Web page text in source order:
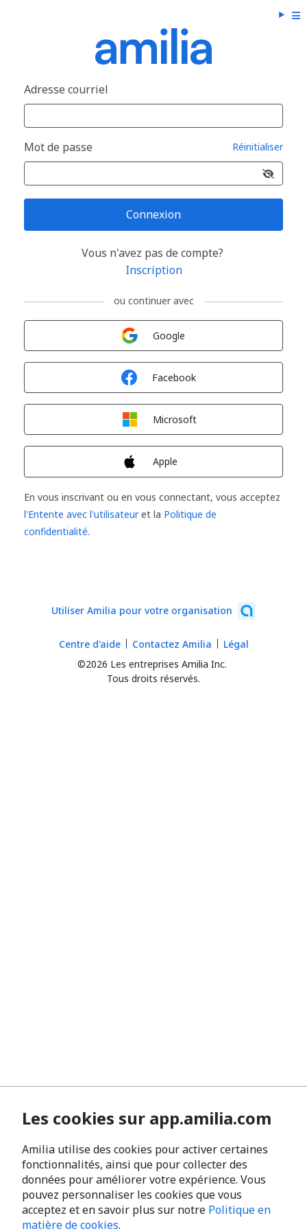
Adresse courriel
Mot de passe Réinitialiser
Connexion
Vous n'avez pas de compte?
Inscription
ou continuer avec
Google
Facebook
Microsoft
Apple
En vous inscrivant ou en vous connectant, vous acceptez
l'Entente avec l'utilisateuret la Politique de
confidentialité.
Utiliser Amilia pour votre organisation
©2026 Les entreprises Amilia Inc.
Tous droits réservés.
Centre d'aide Contactez Amilia Légal
Les cookies sur app.amilia.com
Amilia utilise des cookies pour activer certaines
fonctionnalités, ainsi que pour collecter des
données pour améliorer votre expérience. Vous
pouvez personnaliser les cookies que vous
acceptez et en savoir plus sur notre Politique en
matière de cookies.